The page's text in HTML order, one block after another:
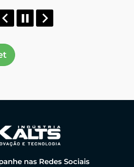
nas Redes Sociais